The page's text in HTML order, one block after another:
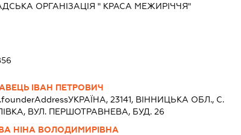
ОРГАНІЗАЦІЯ " КРАСА МЕЖИРІЧЧЯ"
ІВАН ПЕТРОВИЧ
УКРАЇНА, 23141, ВIННИЦЬКА ОБЛ., С.
ВУЛ. ПЕРШОТРАВНЕВА, БУД. 26
НІНА ВОЛОДИМИРІВНА